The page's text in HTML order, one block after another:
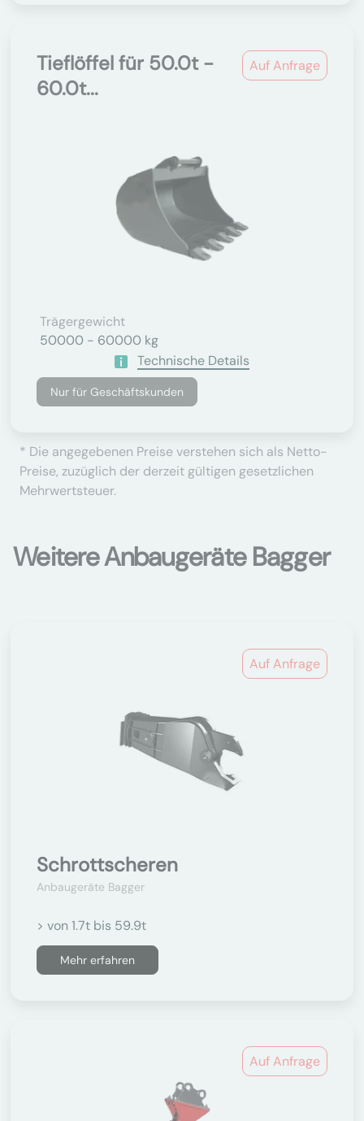
Auf Anfrage
Tieflöffel für 50.0t -
60.0t...
Trägergewicht
50000 - 60000 kg
Technische Details
Nur für Geschäftskunden
* Die angegebenen Preise verstehen sich als Netto-
Preise, zuzüglich der derzeit gültigen gesetzlichen
Mehrwertsteuer.
Weitere Anbaugeräte Bagger
Auf Anfrage
Schrottscheren
Anbaugeräte Bagger
> von 1.7t bis 59.9t
Mehr erfahren
Auf Anfrage